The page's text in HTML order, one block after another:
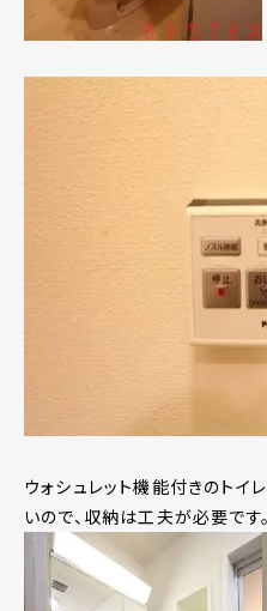
ウォシュレット機能付きのトイ
いので、収納は工夫が必要です。